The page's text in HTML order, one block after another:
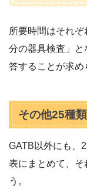
所要時間はそれ
分の器具検査」と
答することが求め
その他25種
GATB以外にも、
表にまとめて、そ
う。